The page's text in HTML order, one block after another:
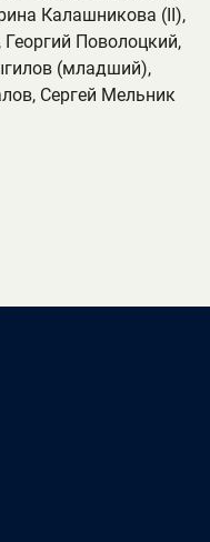
Калашникова (II),
Поволоцкий,
(младший),
Сергей Мельник